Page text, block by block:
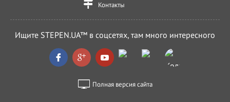
Контакты
Ищите STEPEN.UA™ в соцсетях, там много интересного
Полная версия сайта